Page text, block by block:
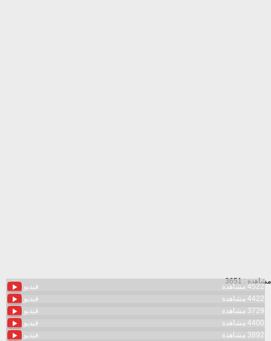
مشاهدة : 3651
فيديو
4522 مشاهدة
فيديو
4422 مشاهدة
فيديو
3729 مشاهدة
فيديو
4400 مشاهدة
فيديو
3892 مشاهدة